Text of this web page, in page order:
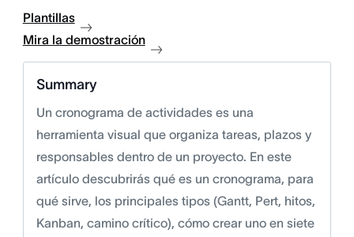
Plantillas
Mira la demostración
Summary
Un cronograma de actividades es una
herramienta visual que organiza tareas, plazos y
responsables dentro de un proyecto. En este
artículo descubrirás qué es un cronograma, para
qué sirve, los principales tipos (Gantt, Pert, hitos,
Kanban, camino crítico), cómo crear uno en siete